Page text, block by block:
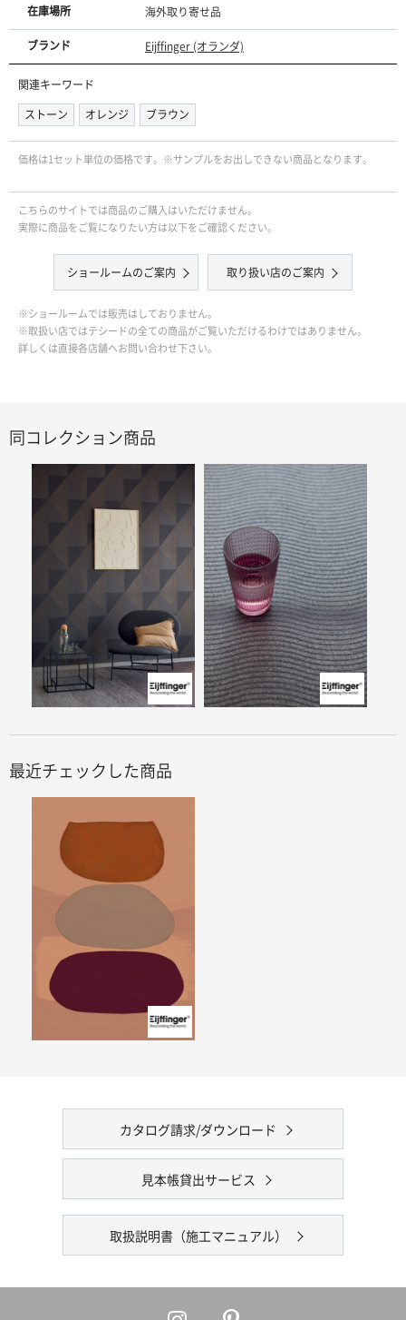
在庫場所 海外取り寄せ品
ブランド Eijffinger (オランダ)
関連キーワード
ストーン
オレンジ ブラウン
価格は1セット単位の価格です。※サンプルをお出しできない商品となります。
こちらのサイトでは商品のご購入はいただけません。
実際に商品をご覧になりたい方は以下をご確認ください。
ショールームのご案内 取り扱い店のご案内
※ショールームでは販売はしておりません。
※取扱い店ではテシードの全ての商品がご覧いただけるわけではありません。
詳しくは直接各店舗へお問い合わせ下さい。
同コレクション商品
最近チェックした商品
カタログ請求/ダウンロード
見本帳貸出サービス
取扱説明書（施工マニュアル）